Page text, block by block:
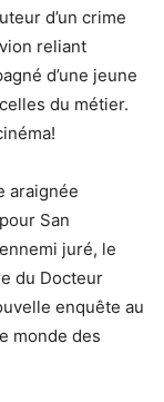
d’un crime
reliant
d’une jeune
du métier.
araignée
San
juré, le
du Docteur
enquête au
monde des